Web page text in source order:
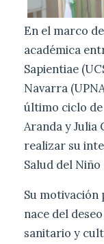
En el marco
académica
Sapientiae
Navarra
último ciclo
Aranda y Julia
realizar su
Salud del Niño
Su motivación
nace del
sanitario y